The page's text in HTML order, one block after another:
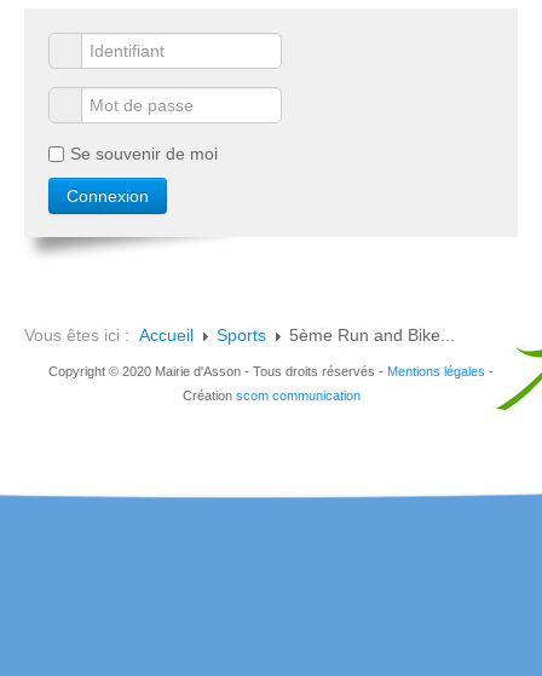
Se souvenir de moi
Vous êtes ici : Accueil Sports 5ème Run and Bike...
Copyright © 2020 Mairie d'Asson - Tous droits réservés - Mentions légales -
Création scom communication